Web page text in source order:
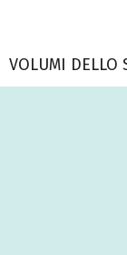
VOLUMI DELLO